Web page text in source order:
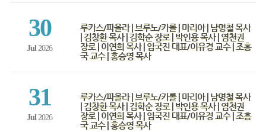
30
Jul 2026
루카스/파올라 | 브루노/카롤 | 마리아 | 남명철 목사
| 김창환 목사 | 김학순 장로 | 박인용 목사 | 염천권
장로 | 이연희 목사 | 임국진 대표/이유경 교수 | 조흥
국 교수 | 홍승영 목사
31
Jul 2026
루카스/파올라 | 브루노/카롤 | 마리아 | 남명철 목사
| 김창환 목사 | 김학순 장로 | 박인용 목사 | 염천권
장로 | 이연희 목사 | 임국진 대표/이유경 교수 | 조흥
국 교수 | 홍승영 목사